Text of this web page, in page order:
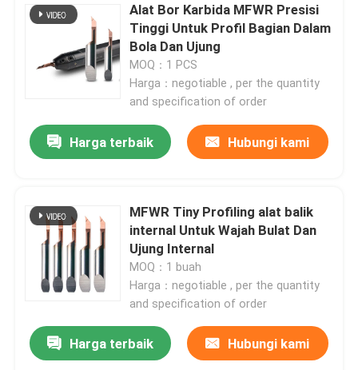
Alat Bor Karbida MFWR Presisi
Tinggi Untuk Profil Bagian Dalam
Bola Dan Ujung
MOQ：1 PCS
Harga：negotiable , per the quantity
and specification of order
Harga terbaik Hubungi kami
MFWR Tiny Profiling alat balik
internal Untuk Wajah Bulat Dan
Ujung Internal
MOQ：1 buah
Harga：negotiable , per the quantity
and specification of order
Harga terbaik Hubungi kami